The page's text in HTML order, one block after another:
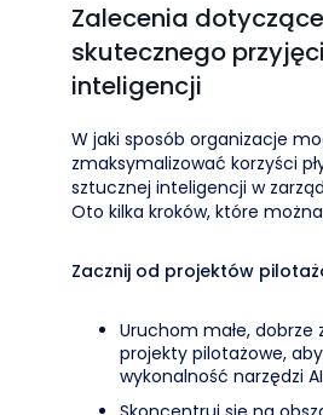
Zalecenia dotyczące
skutecznego
inteligencji
W jaki sposób organizacje
zmaksymalizować korzyści
sztucznej inteligencji w
Oto kilka kroków, które
Zacznij od projektów
Uruchom małe, dobrze
projekty pilotażowe,
wykonalność narzędzi